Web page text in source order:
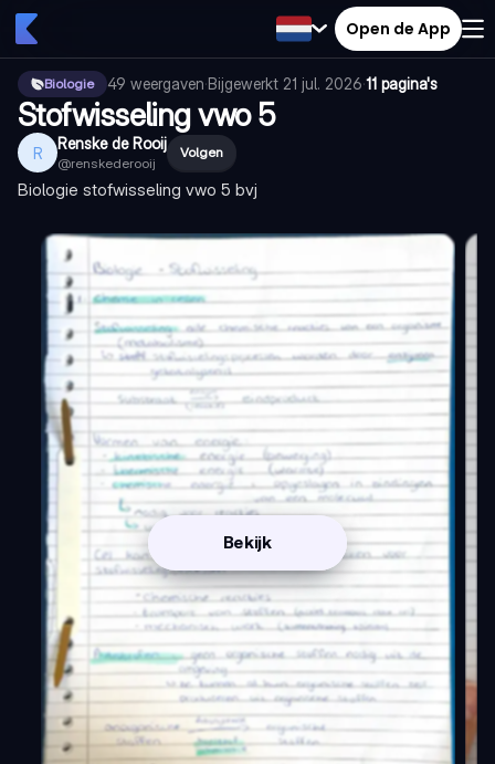
Open de App
Biologie 49 weergaven·Bijgewerkt 21 jul. 2026·11 pagina's
Stofwisseling vwo 5
R Renske de Rooij
@renskederooij
Volgen
Biologie stofwisseling vwo 5 bvj
Bekijk